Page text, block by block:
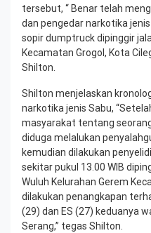
tersebut, “ Benar telah
dan pengedar narkotika
sopir dumptruck dipinggir
Kecamatan Grogol, Kota
Shilton.
Shilton menjelaskan
narkotika jenis Sabu,
masyarakat tentang
diduga melalukan
kemudian dilakukan
sekitar pukul 13.00 WIB
Wuluh Kelurahan Gerem
dilakukan penangkapan
(29) dan ES (27) keduanya
Serang,” tegas Shilton.